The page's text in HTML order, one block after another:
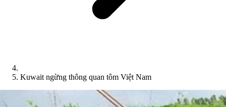
Kuwait ngừng thông quan tôm Việt Nam